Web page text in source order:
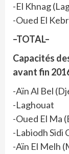
-El Khnag
-Oued El
Capacités
avant fin
-Aïn Al
-
-Oued El
-Labiodh Sidi
-Aïn El